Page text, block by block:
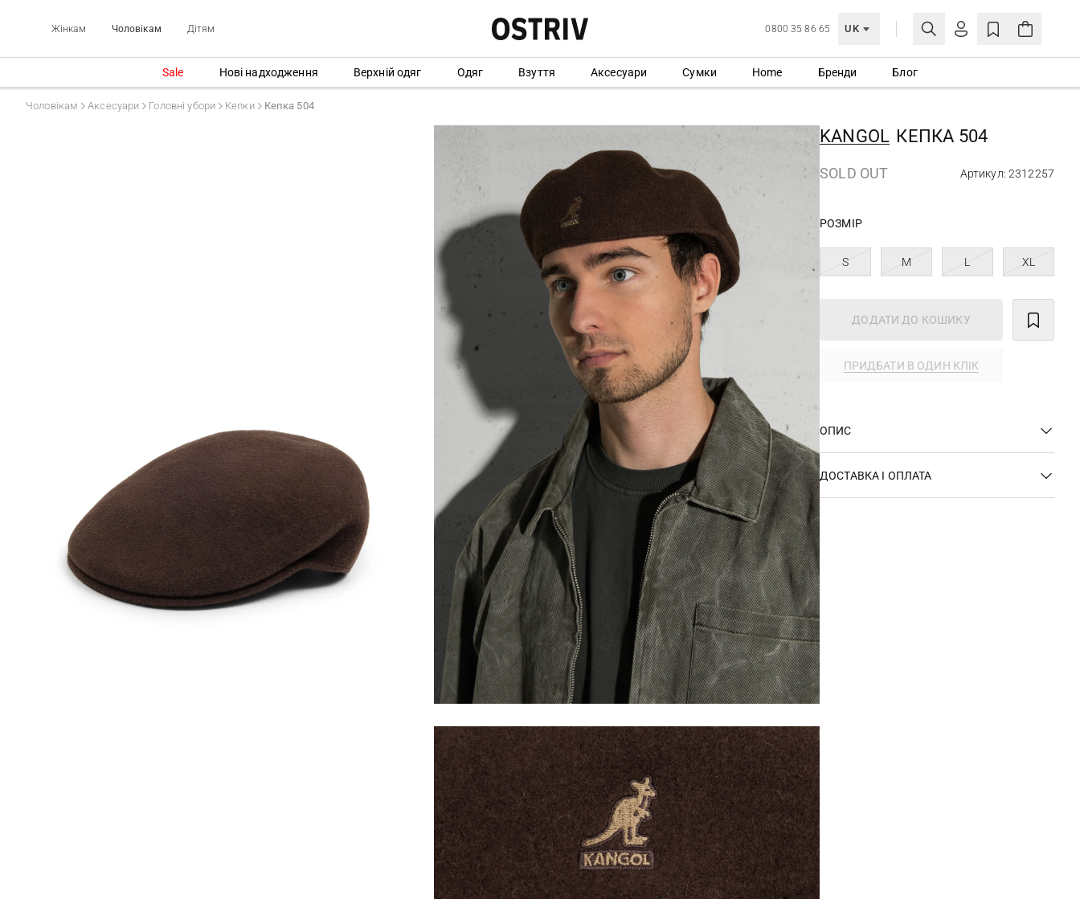
Жінкам Чоловікам Дітям 0800 35 86 65 UK
МОЯ ОБЛІКІВКА
СТВОРИТИ ОБЛІКІВКУ
Sale Нові надходження Верхній одяг Одяг Взуття Аксесуари Сумки Home Бренди Блог
Чоловікам Аксесуари Головні убори Кепки Кепка 504
KANGOL КЕПКА 504
SOLD OUT Артикул: 2312257
РОЗМІР
S M L XL
ДОДАТИ ДО КОШИКУ
ПРИДБАТИ В ОДИН КЛІК
ОПИС
ДОСТАВКА І ОПЛАТА